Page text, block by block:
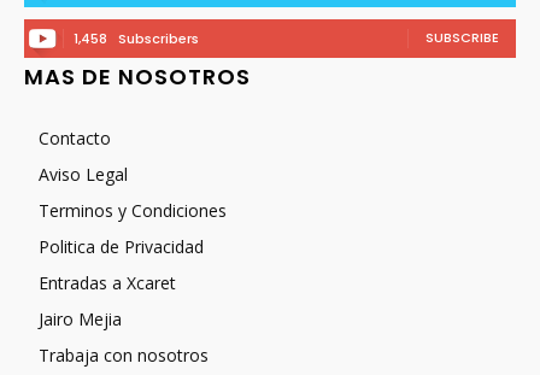
1,458 Subscribers SUBSCRIBE
MAS DE NOSOTROS
Contacto
Aviso Legal
Terminos y Condiciones
Politica de Privacidad
Entradas a Xcaret
Jairo Mejia
Trabaja con nosotros